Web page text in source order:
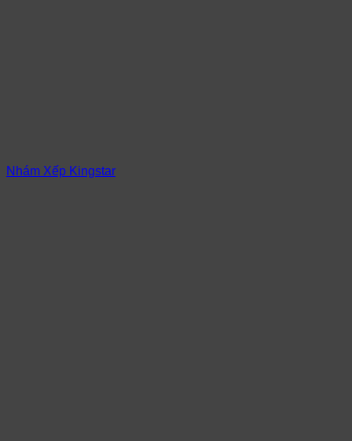
Nhám Xếp Kingstar